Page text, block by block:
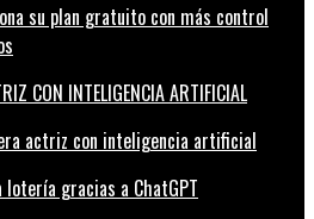
su plan gratuito con más control
actriz con inteligencia artificial